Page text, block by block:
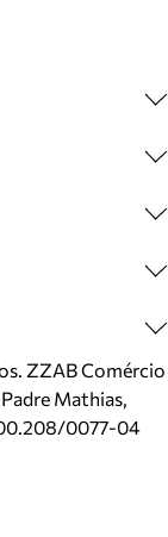
ZZAB Comércio
Mathias,
0077-04